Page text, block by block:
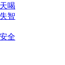
喝
智
全